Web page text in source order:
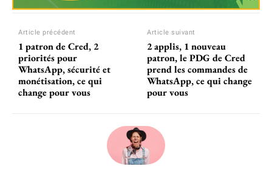
Article précédent
1 patron de Cred, 2
priorités pour
WhatsApp, sécurité et
monétisation, ce qui
change pour vous
Article suivant
2 applis, 1 nouveau
patron, le PDG de Cred
prend les commandes de
WhatsApp, ce qui change
pour vous